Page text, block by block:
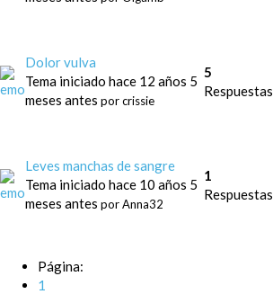
Dolor vulva
Tema iniciado hace 12 años 5
meses antes porcrissie
5
Respuestas
Leves manchas de sangre
Tema iniciado hace 10 años 5
meses antes porAnna32
1
Respuestas
Página:
1